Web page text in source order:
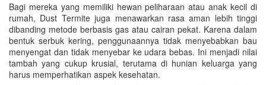
Bagi mereka yang memiliki hewan peliharaan atau anak kecil di
rumah, Dust Termite juga menawarkan rasa aman lebih tinggi
dibanding metode berbasis gas atau cairan pekat. Karena dalam
bentuk serbuk kering, penggunaannya tidak menyebabkan bau
menyengat dan tidak menyebar ke udara bebas. Ini menjadi nilai
tambah yang cukup krusial, terutama di hunian keluarga yang
harus memperhatikan aspek kesehatan.